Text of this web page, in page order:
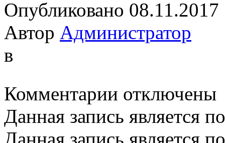
Опубликовано 08.11.2017
Автор Администратор
в
Комментарии записи
отключены
Данная запись является
Данная запись является